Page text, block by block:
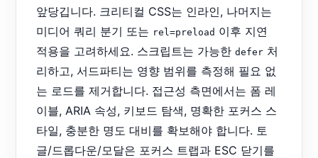
앞당깁니다. 크리티컬 CSS는 인라인, 나머지는
미디어 쿼리 분기 또는 rel=preload 이후 지연
적용을 고려하세요. 스크립트는 가능한 defer 처
리하고, 서드파티는 영향 범위를 측정해 필요 없
는 로드를 제거합니다. 접근성 측면에서는 폼 레
이블, ARIA 속성, 키보드 탐색, 명확한 포커스 스
타일, 충분한 명도 대비를 확보해야 합니다. 토
글/드롭다운/모달은 포커스 트랩과 ESC 닫기를